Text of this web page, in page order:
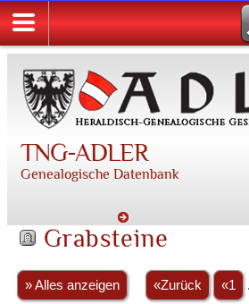
TNG-ADLER
Genealogische Datenbank
Grabsteine
» Alles anzeigen «Zurück «1